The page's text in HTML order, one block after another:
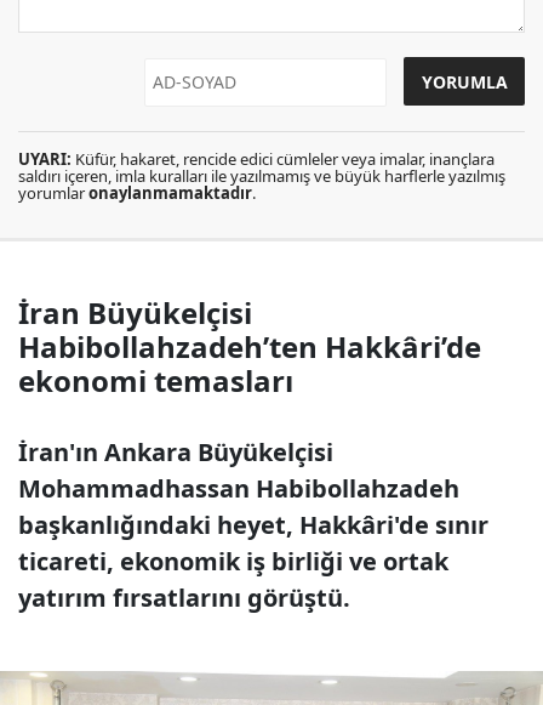
UYARI: Küfür, hakaret, rencide edici cümleler veya imalar, inançlara
saldırı içeren, imla kuralları ile yazılmamış ve büyük harflerle yazılmış
yorumlaronaylanmamaktadır.
İran Büyükelçisi
Habibollahzadeh’ten Hakkâri’de
ekonomi temasları
İran'ın Ankara Büyükelçisi
Mohammadhassan Habibollahzadeh
başkanlığındaki heyet, Hakkâri'de sınır
ticareti, ekonomik iş birliği ve ortak
yatırım fırsatlarını görüştü.